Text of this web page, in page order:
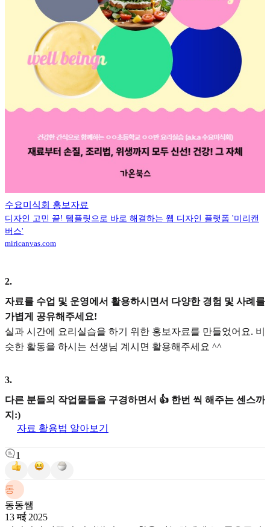
수요미식회 홍보자료
디자인 고민 끝! 템플릿으로 바로 해결하는 웹 디자인 플랫폼 '미리캔
버스'
miricanvas.com
2.
자료를 수업 및 운영에서 활용하시면서 다양한 경험 및 사례를
가볍게 공유해주세요!
실과 시간에 요리실습을 하기 위한 홍보자료를 만들었어요. 비
슷한 활동을 하시는 선생님 계시면 활용해주세요 ^^
3.
다른 분들의 작업물들을 구경하면서 👍 한번 씩 해주는 센스까
지:)
자료 활용법 알아보기
1
동
동동쌤
13 मई 2025